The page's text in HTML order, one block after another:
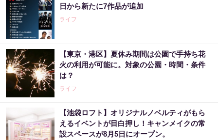
日から新たに7作品が追加
ライフ
【東京・港区】夏休み期間は公園で手持ち花
火の利用が可能に。対象の公園・時間・条件
は？
ライフ
【池袋ロフト】オリジナルノベルティがもら
えるイベントが目白押し！キャンメイクの常
設スペースが8月5日にオープン。